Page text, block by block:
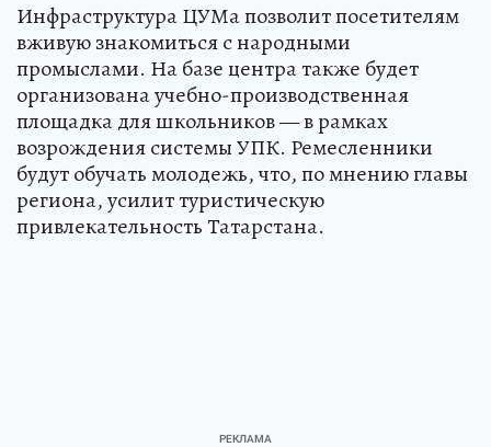
Инфраструктура ЦУМа позволит посетителям
вживую знакомиться с народными
промыслами. На базе центра также будет
организована учебно-производственная
площадка для школьников — в рамках
возрождения системы УПК. Ремесленники
будут обучать молодежь, что, по мнению главы
региона, усилит туристическую
привлекательность Татарстана.